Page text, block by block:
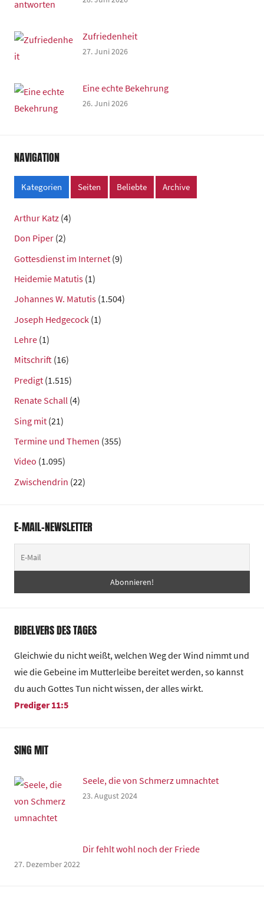
Zufriedenheit
27. Juni 2026
Eine echte Bekehrung
26. Juni 2026
NAVIGATION
Kategorien Seiten Beliebte Archive
Arthur Katz (4)
Don Piper (2)
Gottesdienst im Internet (9)
Heidemie Matutis (1)
Johannes W. Matutis (1.504)
Joseph Hedgecock (1)
Lehre (1)
Mitschrift (16)
Predigt (1.515)
Renate Schall (4)
Sing mit (21)
Termine und Themen (355)
Video (1.095)
Zwischendrin (22)
E-MAIL-NEWSLETTER
BIBELVERS DES TAGES
Gleichwie du nicht weißt, welchen Weg der Wind nimmt und
wie die Gebeine im Mutterleibe bereitet werden, so kannst
du auch Gottes Tun nicht wissen, der alles wirkt.
Prediger 11:5
SING MIT
Seele, die von Schmerz umnachtet
23. August 2024
Dir fehlt wohl noch der Friede
27. Dezember 2022